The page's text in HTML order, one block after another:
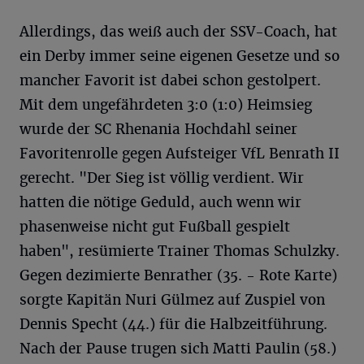
Allerdings, das weiß auch der SSV-Coach, hat
ein Derby immer seine eigenen Gesetze und so
mancher Favorit ist dabei schon gestolpert.
Mit dem ungefährdeten 3:0 (1:0) Heimsieg
wurde der SC Rhenania Hochdahl seiner
Favoritenrolle gegen Aufsteiger VfL Benrath II
gerecht. "Der Sieg ist völlig verdient. Wir
hatten die nötige Geduld, auch wenn wir
phasenweise nicht gut Fußball gespielt
haben", resümierte Trainer Thomas Schulzky.
Gegen dezimierte Benrather (35. - Rote Karte)
sorgte Kapitän Nuri Gülmez auf Zuspiel von
Dennis Specht (44.) für die Halbzeitführung.
Nach der Pause trugen sich Matti Paulin (58.)